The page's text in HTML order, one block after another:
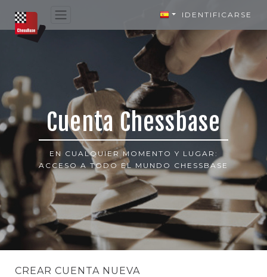
IDENTIFICARSE
Cuenta Chessbase
EN CUALQUIER MOMENTO Y LUGAR:
ACCESO A TODO EL MUNDO CHESSBASE
CREAR CUENTA NUEVA